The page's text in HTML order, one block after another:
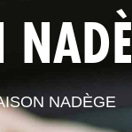
CPTS
NADÈGE